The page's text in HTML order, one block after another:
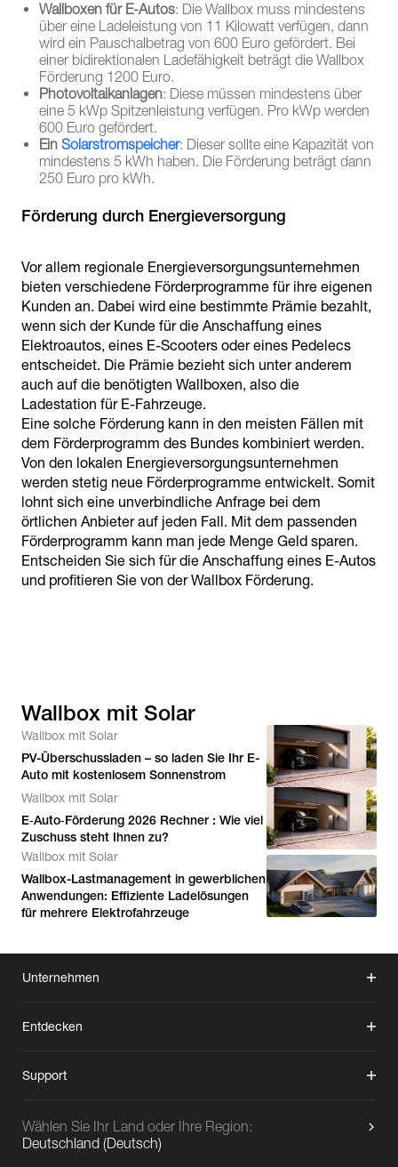
Wallboxen für E-Autos: Die Wallbox muss mindestens
über eine Ladeleistung von 11 Kilowatt verfügen, dann
wird ein Pauschalbetrag von 600 Euro gefördert. Bei
einer bidirektionalen Ladefähigkeit beträgt die Wallbox
Förderung 1200 Euro.
Photovoltaikanlagen: Diese müssen mindestens über
eine 5 kWp Spitzenleistung verfügen. Pro kWp werden
600 Euro gefördert.
Ein Solarstromspeicher: Dieser sollte eine Kapazität von
mindestens 5 kWh haben. Die Förderung beträgt dann
250 Euro pro kWh.
Förderung durch Energieversorgung
Vor allem regionale Energieversorgungsunternehmen
bieten verschiedene Förderprogramme für ihre eigenen
Kunden an. Dabei wird eine bestimmte Prämie bezahlt,
wenn sich der Kunde für die Anschaffung eines
Elektroautos, eines E-Scooters oder eines Pedelecs
entscheidet. Die Prämie bezieht sich unter anderem
auch auf die benötigten Wallboxen, also die
Ladestation für E-Fahrzeuge.
Eine solche Förderung kann in den meisten Fällen mit
dem Förderprogramm des Bundes kombiniert werden.
Von den lokalen Energieversorgungsunternehmen
werden stetig neue Förderprogramme entwickelt. Somit
lohnt sich eine unverbindliche Anfrage bei dem
örtlichen Anbieter auf jeden Fall. Mit dem passenden
Förderprogramm kann man jede Menge Geld sparen.
Entscheiden Sie sich für die Anschaffung eines E-Autos
und profitieren Sie von der Wallbox Förderung.
Wallbox mit Solar
Wallbox mit Solar
PV-Überschussladen – so laden Sie Ihr E-
Auto mit kostenlosem Sonnenstrom
Wallbox mit Solar
E‑Auto‑Förderung 2026 Rechner : Wie viel
Zuschuss steht Ihnen zu?
Wallbox mit Solar
Wallbox-Lastmanagement in gewerblichen
Anwendungen: Effiziente Ladelösungen
für mehrere Elektrofahrzeuge
Unternehmen
Entdecken
Support
Wählen Sie Ihr Land oder Ihre Region:
Deutschland (Deutsch)